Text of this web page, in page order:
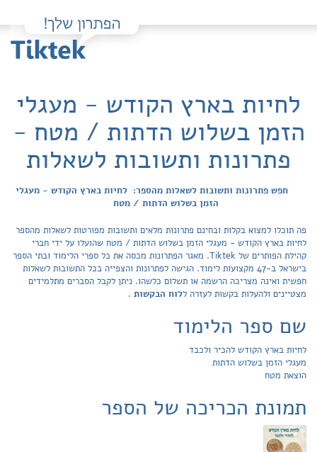
לחיות בארץ הקודש - מעגלי
הזמן בשלוש הדתות / מטח -
פתרונות ותשובות לשאלות
חפש פתרונות ותשובות לשאלות מהספר: לחיות בארץ הקודש - מעגלי
הזמן בשלוש הדתות / מטח
פה תוכלו למצוא בקלות ובחינם פתרונות מלאים ותשובות מפורטות לשאלות מהספר
לחיות בארץ הקודש - מעגלי הזמן בשלוש הדתות / מטח שהועלו על ידי חברי
קהילת הפותרים של Tiktek. מאגר הפתרונות מכסה את כל ספרי הלימוד ובתי הספר
בישראל ב-47 מקצועות לימוד. הגישה לפתרונות והצפייה בכל התשובות לשאלות
חפשית ואינה מצריכה הרשמה או תשלום כלשהו. ניתן לקבל הסברים מתלמידים
מצטיינים ולהעלות בקשות לעזרה ללוח הבקשות .
שם ספר הלימוד
לחיות בארץ הקודש להכיר ולכבד
מעגלי הזמן בשלוש הדתות
הוצאת מטח
תמונת הכריכה של הספר